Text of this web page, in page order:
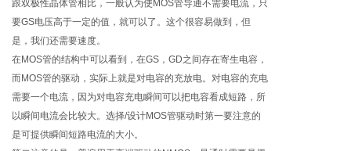
跟双极性晶体管相比，一般认为使MOS管导通不需要电流，只
要GS电压高于一定的值，就可以了。这个很容易做到，但
是，我们还需要速度。
在MOS管的结构中可以看到，在GS，GD之间存在寄生电容，
而MOS管的驱动，实际上就是对电容的充放电。对电容的充电
需要一个电流，因为对电容充电瞬间可以把电容看成短路，所
以瞬间电流会比较大。选择/设计MOS管驱动时第一要注意的
是可提供瞬间短路电流的大小。